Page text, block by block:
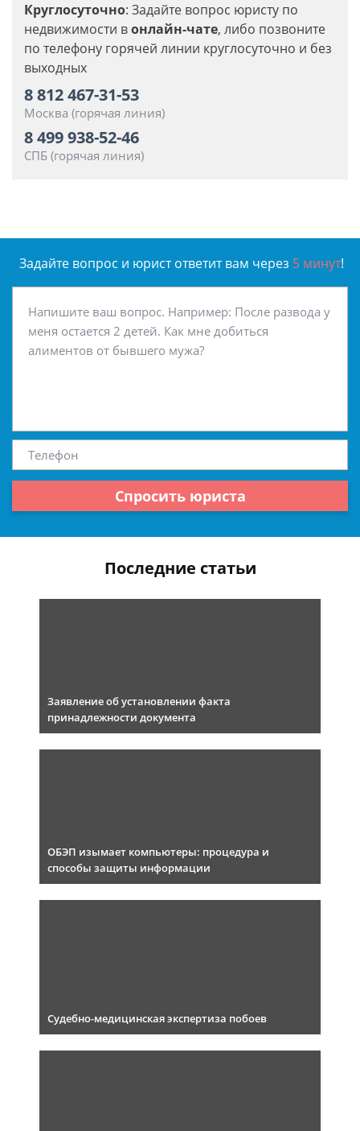
Круглосуточно: Задайте вопрос юристу по
недвижимости вонлайн-чате, либо позвоните
по телефону горячей линии круглосуточно и без
выходных
8 812 467-31-53
Москва (горячая линия)
8 499 938-52-46
СПБ (горячая линия)
Задайте вопрос и юрист ответит вам через 5 минут!
Спросить юриста
Последние статьи
Заявление об установлении факта
принадлежности документа
ОБЭП изымает компьютеры: процедура и
способы защиты информации
Судебно-медицинская экспертиза побоев